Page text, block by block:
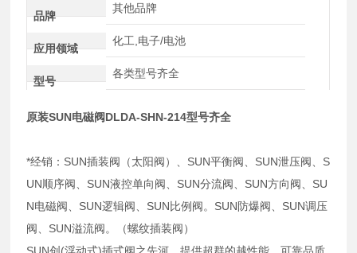
品牌
其他品牌
应用领域
化工,电子/电池
型号
各类型号齐全
原装SUN电磁阀DLDA-SHN-214型号齐全
*经销：SUN插装阀（太阳阀）、SUN平衡阀、SUN泄压阀、S
UN顺序阀、SUN液控单向阀、SUN分流阀、SUN方向阀、SU
N电磁阀、SUN逻辑阀、SUN比例阀。SUN防爆阀、SUN调压
阀、SUN溢流阀。（螺纹插装阀）